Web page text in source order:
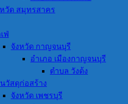
วัด สมุทรสาคร
ฟ่
จังหวัด กาญจนบุรี
อำเภอ เมืองกาญจนบุรี
ตำบล วังด้ง
วัสดุก่อสร้าง
จังหวัด เพชรบุรี